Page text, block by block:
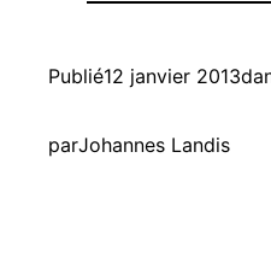
Publié12 janvier 2013
parJohannes Landis